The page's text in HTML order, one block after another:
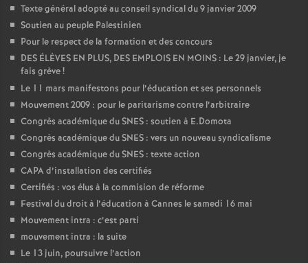
Texte général adopté au conseil syndical du 9 janvier 2009
Soutien au peuple Palestinien
Pour le respect de la formation et des concours
DES ÉLÈVES EN PLUS, DES EMPLOIS EN MOINS : Le 29 janvier, je
fais grève!
Le 11 mars manifestons pour l’éducation et ses personnels
Mouvement 2009 : pour le paritarisme contre l’arbitraire
Congrès académique du SNES : soutien à E.Domota
Congrès académique du SNES : vers un nouveau syndicalisme
Congrès académique du SNES : texte action
CAPA d’installation des certifiés
Certifiés : vos élus à la commision de réforme
Festival du droit à l’éducation à Cannes le samedi 16 mai
Mouvement intra : c’est parti
mouvement intra : la suite
Le 13 juin, poursuivre l’action